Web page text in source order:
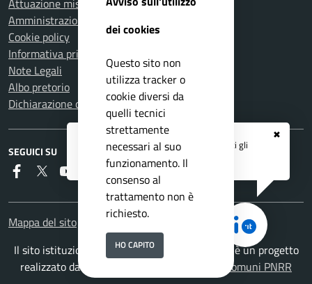
✖
Registrati ai serviziAPP IO
e ricevi tutti gli
aggiornamenti dall'Ente
Attuazione misure PNRR
Amministrazione trasparente
Cookie policy
Informativa privacy
Note Legali
Albo pretorio
Dichiarazione di accessibilità
SEGUICI SU
FaceboookTwitter YoutubeInstagram
RSS
Mappa del sito
Il sito istituzionale del Comune di Montemurlo è un progetto
realizzato da
Soluzione Comuni PNRR
dei cookies
Questo sito non
utilizza tracker o
cookie diversi da
quelli tecnici
strettamente
necessari al suo
funzionamento. Il
consenso al
trattamento non è
richiesto.
HO CAPITO